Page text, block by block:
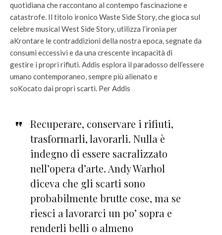
quotidiana che raccontano al contempo fascinazione e
catastrofe. Il titolo ironico Waste Side Story, che gioca sul
celebre musical West Side Story, utilizza l’ironia per
aKrontare le contraddizioni della nostra epoca, segnate da
consumi eccessivi e da una crescente incapacità di
gestire i propri rifiuti. Addis esplora il paradosso dell’essere
umano contemporaneo, sempre più alienato e
soKocato dai propri scarti. Per Addis
Recuperare, conservare i rifiuti,
trasformarli, lavorarli. Nulla è
indegno di essere sacralizzato
nell’opera d’arte. Andy Warhol
diceva che gli scarti sono
probabilmente brutte cose, ma se
riesci a lavorarci un po’ sopra e
renderli belli o almeno